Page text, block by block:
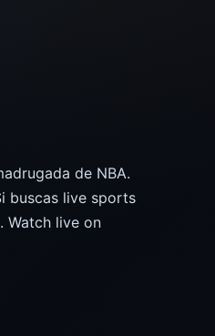
de NBA.
buscas live sports
Watch live on